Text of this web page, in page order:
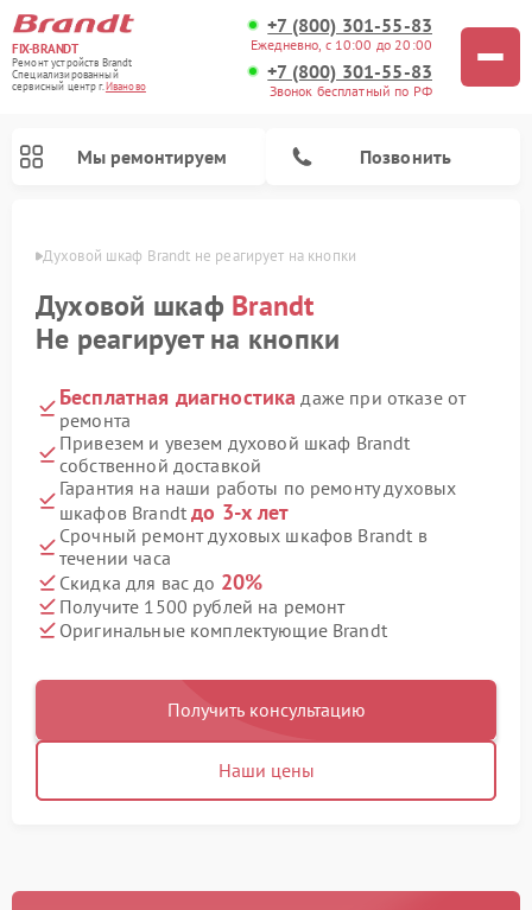
FIX-BRANDT
Ремонт устройств Brandt
Специализированный
cервисный центр г.Иваново
+7 (800) 301-55-83
Ежедневно, с 10:00 до 20:00
+7 (800) 301-55-83
Звонок бесплатный по РФ
Мы ремонтируем Позвонить
Духовой шкаф Brandt не реагирует на кнопки
Духовой шкаф Brandt
Не реагирует на кнопки
Бесплатная диагностика даже при отказе от
ремонта
Привезем и увезем духовой шкаф Brandt
собственной доставкой
Гарантия на наши работы по ремонту духовых
шкафов Brandtдо 3-х лет
Срочный ремонт духовых шкафов Brandt в
течении часа
Скидка для вас до 20%
Получите 1500 рублей на ремонт
Оригинальные комплектующие Brandt
Получить консультацию
Наши цены